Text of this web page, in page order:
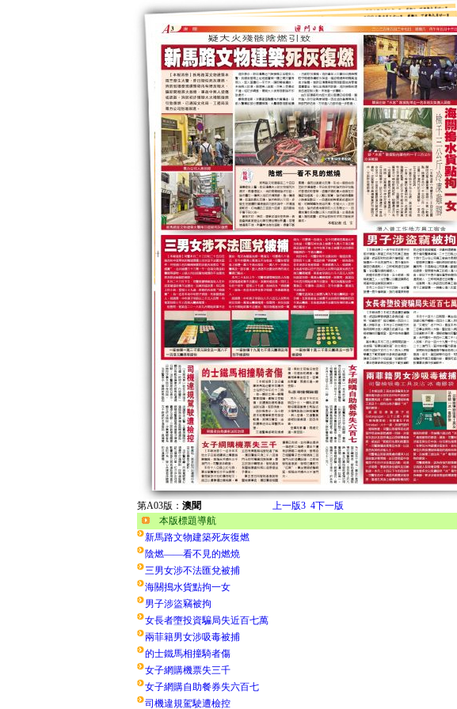
第A03版： 澳聞 上一版3 4下一版
本版標題導航
新馬路文物建築死灰復燃
陰燃——看不見的燃燒
三男女涉不法匯兌被捕
海關搗水貨點拘一女
男子涉盜竊被拘
女長者墮投資騙局失近百七萬
兩菲籍男女涉吸毒被捕
的士鐵馬相撞騎者傷
女子網購機票失三千
女子網購自助餐券失六百七
司機違規駕駛遭檢控